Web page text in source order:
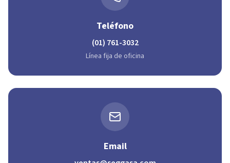
Teléfono
(01) 761-3032
Línea fija de oficina
Email